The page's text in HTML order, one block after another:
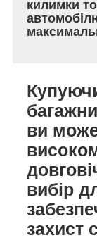
килимки
ви
вибір
захист